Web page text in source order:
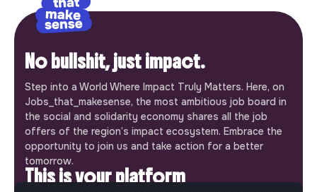
No bullshit, just impact.
Step into a World Where Impact Truly Matters. Here, on
Jobs_that_makesense, the most ambitious job board in
the social and solidarity economy shares all the job
offers of the region’s impact ecosystem. Embrace the
opportunity to join us and take action for a better
tomorrow.
This is your platform